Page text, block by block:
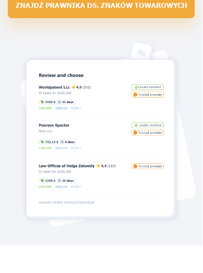
ZNAJDŹ PRAWNIKA DS. ZNAKÓW TOWAROWYCH